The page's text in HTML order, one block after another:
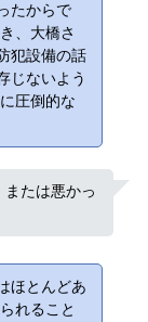
たからで
、大橋さ
犯設備の話
じないよう
圧倒的な
たは悪かっ
ほとんどあ
れること